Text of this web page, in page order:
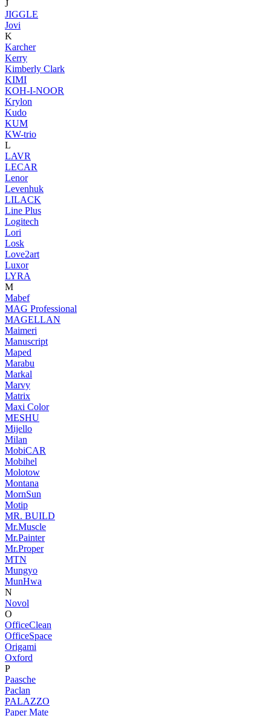
J
JIGGLE
Jovi
K
Karcher
Kerry
Kimberly Clark
KIMI
KOH-I-NOOR
Krylon
Kudo
KUM
KW-trio
L
LAVR
LECAR
Lenor
Levenhuk
LILACK
Line Plus
Logitech
Lori
Losk
Love2art
Luxor
LYRA
M
Mabef
MAG Professional
MAGELLAN
Maimeri
Manuscript
Maped
Marabu
Markal
Marvy
Matrix
Maxi Color
MESHU
Mijello
Milan
MobiCAR
Mobihel
Molotow
Montana
MornSun
Motip
MR. BUILD
Mr.Muscle
Mr.Painter
Mr.Proper
MTN
Mungyo
MunHwa
N
Novol
O
OfficeClean
OfficeSpace
Origami
Oxford
P
Paasche
Paclan
PALAZZO
Paper Mate